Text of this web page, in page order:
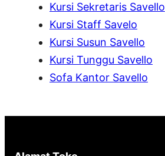
Kursi Sekretaris Savello
Kursi Staff Savelo
Kursi Susun Savello
Kursi Tunggu Savello
Sofa Kantor Savello